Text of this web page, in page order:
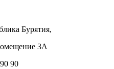
Бурятия,
3А
90